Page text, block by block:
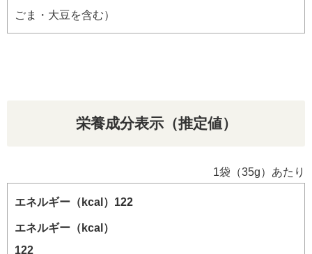
ごま・大豆を含む）
栄養成分表示（推定値）
1袋（35g）あたり
エネルギー（kcal）
122